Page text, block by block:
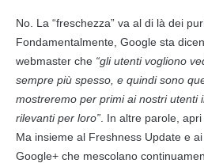
No. La “freschezza” va al di là dei
Fondamentalmente, Google sta
webmaster che “gli utenti vogliono
sempre più spesso, e quindi sono
mostreremo per primi ai nostri utenti
rilevanti per loro” . In altre parole,
Ma insieme al Freshness Update e
Google+ che mescolano